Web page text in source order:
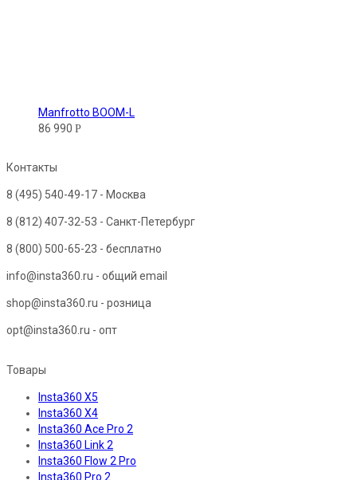
Manfrotto BOOM-L
86 990 Р
Контакты
8 (495) 540-49-17 - Москва
8 (812) 407-32-53 - Санкт-Петербург
8 (800) 500-65-23 - бесплатно
info@insta360.ru - общий email
shop@insta360.ru - розница
opt@insta360.ru - опт
Товары
Insta360 X5
Insta360 X4
Insta360 Ace Pro 2
Insta360 Link 2
Insta360 Flow 2 Pro
Insta360 Pro 2